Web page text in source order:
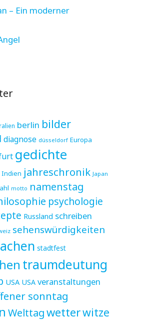
– Ein moderner
berlin bilder
diagnose düsseldorf Europa
gedichte
Indien jahreschronik Japan
motto namenstag
psychologie
Russland schreiben
sehenswürdigkeiten
stadtfest
traumdeutung
USA USA veranstaltungen
sonntag
Welttagwetterwitze